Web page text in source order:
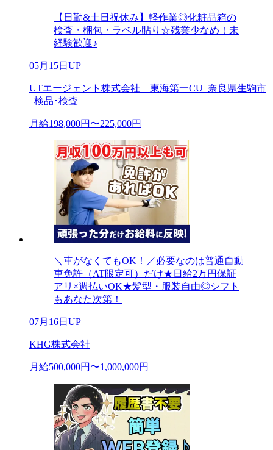
【日勤&土日祝休み】軽作業◎化粧品箱の
検査・梱包・ラベル貼り☆残業少なめ！未
経験歓迎♪
05月15日UP
UTエージェント株式会社 東海第一CU_奈良県生駒市
_検品･検査
月給198,000円〜225,000円
＼車がなくてもOK！／必要なのは普通自動
車免許（AT限定可）だけ★日給2万円保証
アリ×週払いOK★髪型・服装自由◎シフト
もあなた次第！
07月16日UP
KHG株式会社
月給500,000円〜1,000,000円